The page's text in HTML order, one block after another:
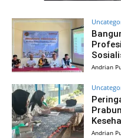
Andrian
Andrian